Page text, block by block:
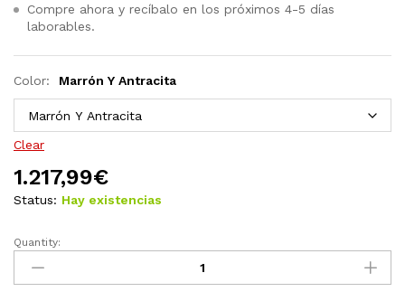
Compre ahora y recíbalo en los próximos 4-5 días
laborables.
Color: Marrón Y Antracita
Clear
1.217,99€
Status: Hay existencias
Juego
muebles
Quantity: